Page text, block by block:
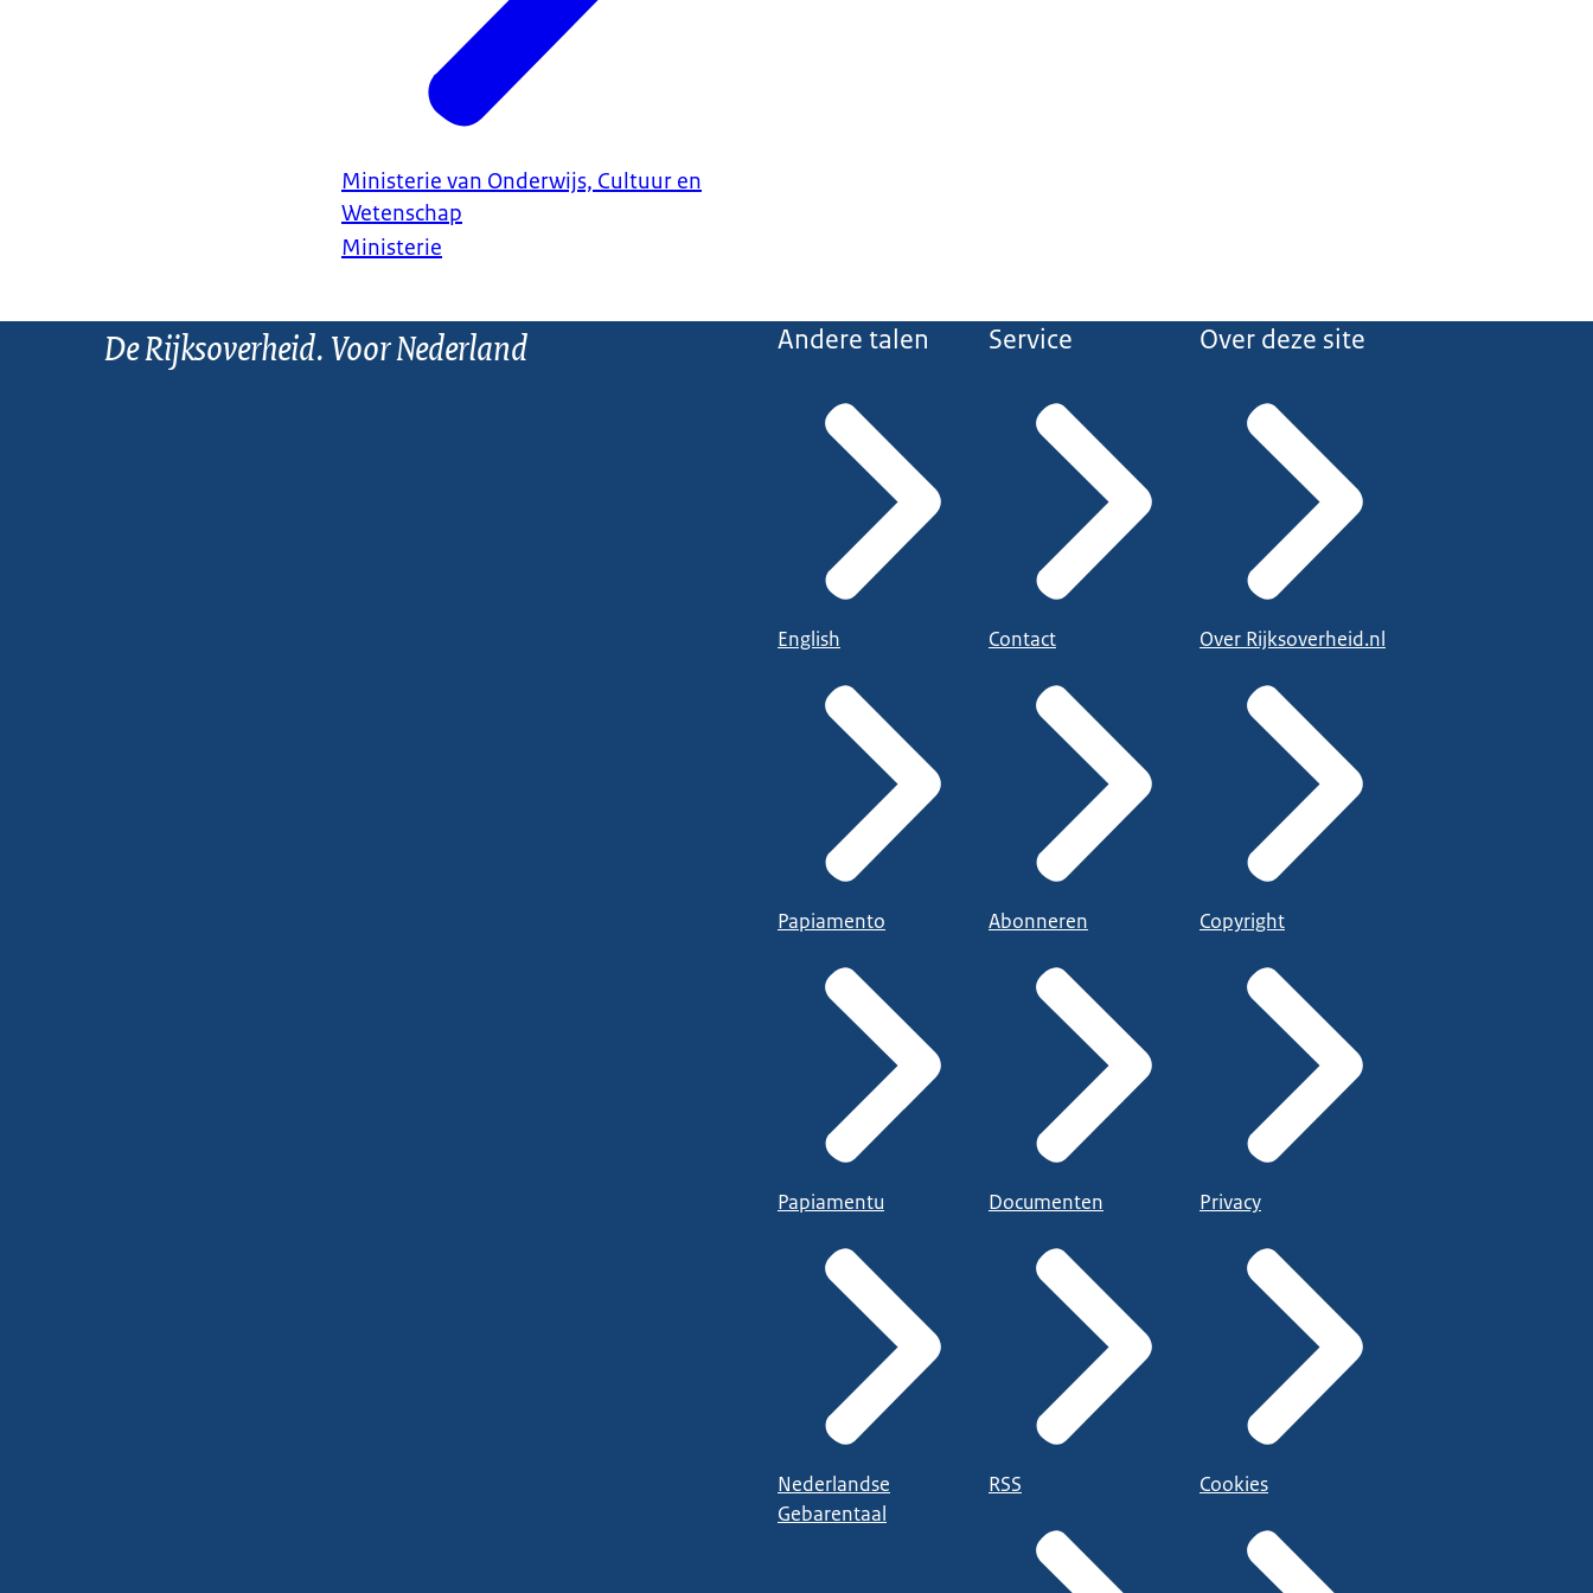
Ministerie van Onderwijs, Cultuur en
Wetenschap
Ministerie
De Rijksoverheid. Voor Nederland Andere talen
English
Papiamento
Papiamentu
Nederlandse
Gebarentaal
Service
Contact
Abonneren
Documenten
RSS
Over deze site
Over Rijksoverheid.nl
Copyright
Privacy
Cookies